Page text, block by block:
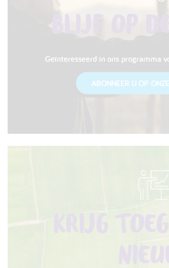
BLIJF OP
Geïnteresseerd in ons programma
ABONNEER U OP
KRIJG